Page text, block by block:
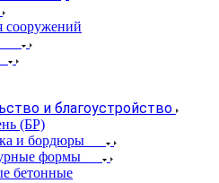
сооружений
и благоустройство
(БР)
и бордюры
формы
бетонные